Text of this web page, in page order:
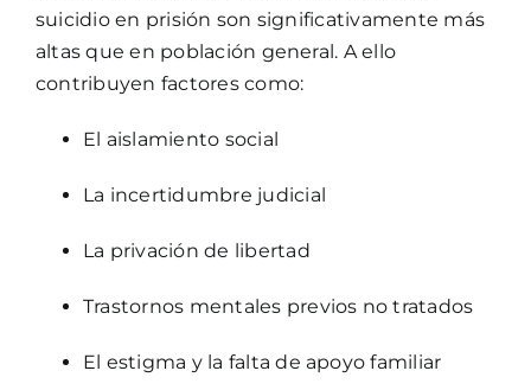
suicidio en prisión son significativamente más
altas que en población general. A ello
contribuyen factores como:
El aislamiento social
La incertidumbre judicial
La privación de libertad
Trastornos mentales previos no tratados
El estigma y la falta de apoyo familiar